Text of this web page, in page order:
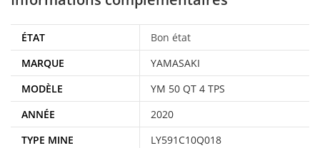
ÉTAT
Bon état
MARQUE
YAMASAKI
MODÈLE
YM 50 QT 4 TPS
ANNÉE
2020
TYPE MINE
LY591C10Q018